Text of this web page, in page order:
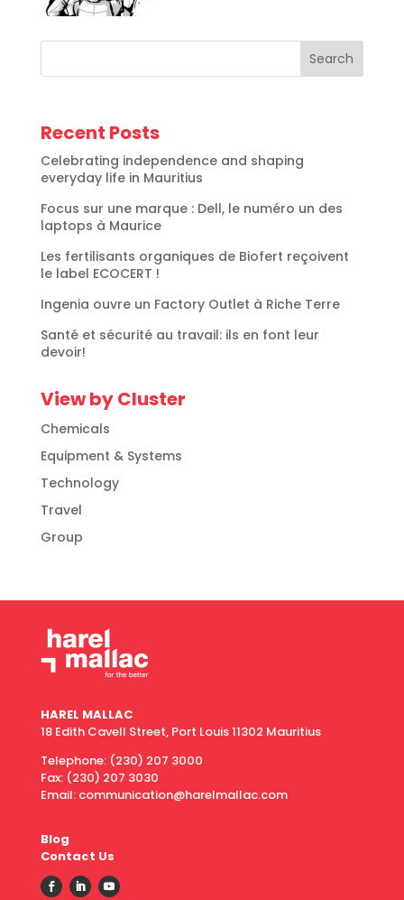
Search
Recent Posts
Celebrating independence and shaping
everyday life in Mauritius
Focus sur une marque : Dell, le numéro un des
laptops à Maurice
Les fertilisants organiques de Biofert reçoivent
le label ECOCERT !
Ingenia ouvre un Factory Outlet à Riche Terre
Santé et sécurité au travail: ils en font leur
devoir!
View by Cluster
Chemicals
Equipment & Systems
Technology
Travel
Group
HAREL MALLAC
18 Edith Cavell Street, Port Louis 11302 Mauritius
Telephone: (230) 207 3000
Fax: (230) 207 3030
Email: communication@harelmallac.com
Blog
Contact Us